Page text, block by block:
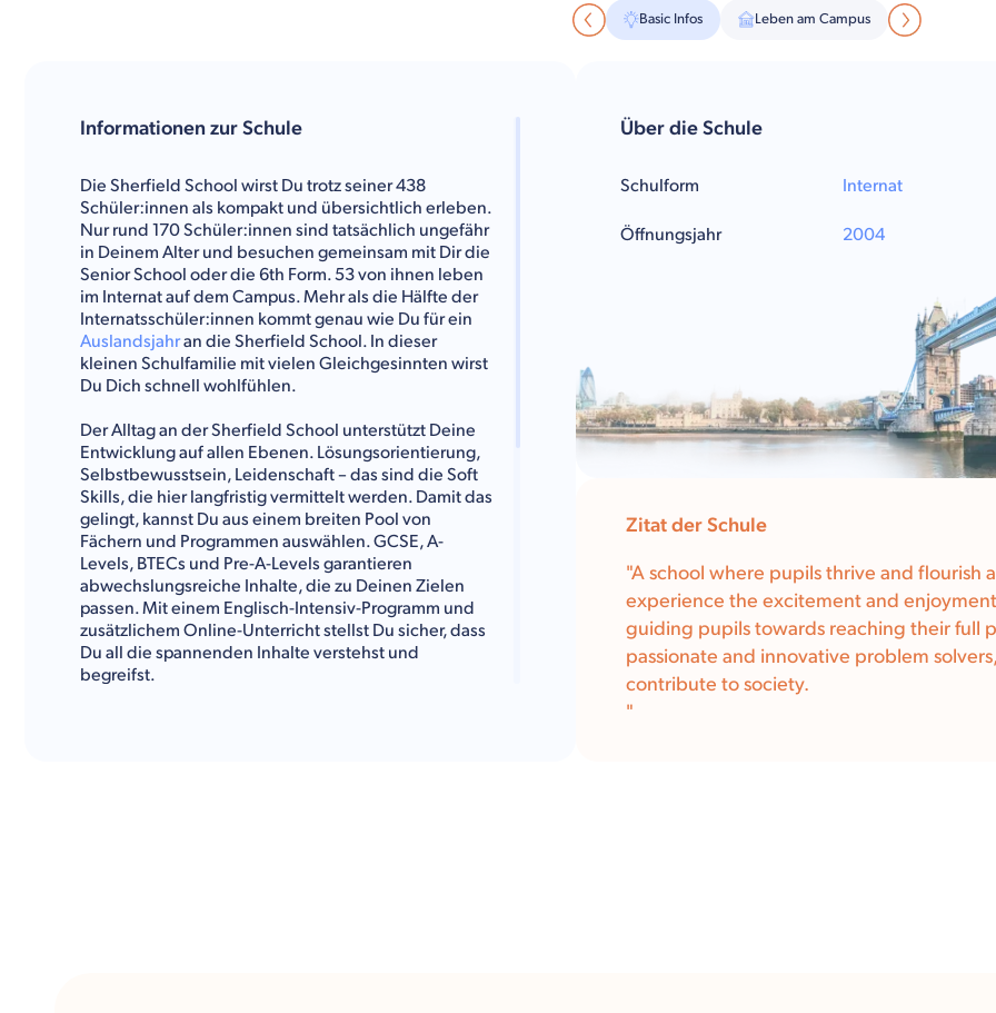
Basic Infos Leben am Campus
Informationen zur Schule
Die Sherfield School wirst Du trotz seiner 438
Schüler:innen als kompakt und übersichtlich erleben.
Nur rund 170 Schüler:innen sind tatsächlich ungefähr
in Deinem Alter und besuchen gemeinsam mit Dir die
Senior School oder die 6th Form. 53 von ihnen leben
im Internat auf dem Campus. Mehr als die Hälfte der
Internatsschüler:innen kommt genau wie Du für ein
Auslandsjahran die Sherfield School. In dieser
kleinen Schulfamilie mit vielen Gleichgesinnten wirst
Du Dich schnell wohlfühlen.
Der Alltag an der Sherfield School unterstützt Deine
Entwicklung auf allen Ebenen. Lösungsorientierung,
Selbstbewusstsein, Leidenschaft – das sind die Soft
Skills, die hier langfristig vermittelt werden. Damit das
gelingt, kannst Du aus einem breiten Pool von
Fächern und Programmen auswählen. GCSE, A-
Levels, BTECs und Pre-A-Levels garantieren
abwechslungsreiche Inhalte, die zu Deinen Zielen
passen. Mit einem Englisch-Intensiv-Programm und
zusätzlichem Online-Unterricht stellst Du sicher, dass
Du all die spannenden Inhalte verstehst und
begreifst.
Über die Schule
Schulform
Öffnungsjahr
Internat
2004
Zitat der Schule
"A school where pupils thrive and flourish
experience the excitement and
guiding pupils towards reaching their full
passionate and innovative problem
contribute to society.
"